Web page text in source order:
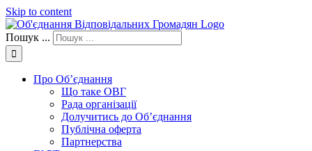
Skip to content
Пошук ...
Про Об’єднання
Що таке ОВГ
Рада організації
Долучитись до Об’єднання
Публічна оферта
Партнерства